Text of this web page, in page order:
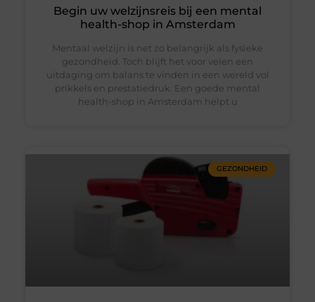
Begin uw welzijnsreis bij een mental
health-shop in Amsterdam
Mentaal welzijn is net zo belangrijk als fysieke
gezondheid. Toch blijft het voor velen een
uitdaging om balans te vinden in een wereld vol
prikkels en prestatiedruk. Een goede mental
health-shop in Amsterdam helpt u
GEZONDHEID